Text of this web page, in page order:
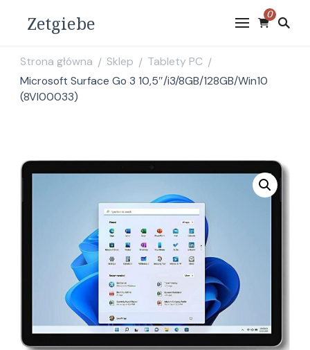
Zetgiebe 0
Strona główna / Sklep / Tablety PC /
Microsoft Surface Go 3 10,5″/i3/8GB/128GB/Win10
(8VI00033)